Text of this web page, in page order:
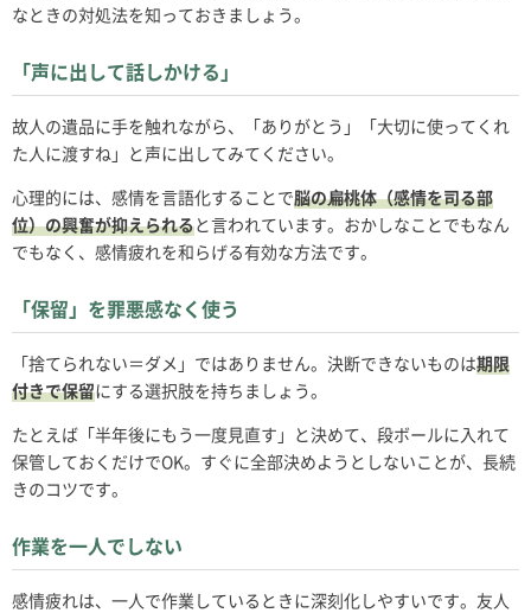
なときの対処法を知っておきましょう。
「声に出して話しかける」
故人の遺品に手を触れながら、「ありがとう」「大切に使ってくれ
た人に渡すね」と声に出してみてください。
心理的には、感情を言語化することで脳の扁桃体（感情を司る部
位）の興奮が抑えられると言われています。おかしなことでもなん
でもなく、感情疲れを和らげる有効な方法です。
「保留」を罪悪感なく使う
「捨てられない＝ダメ」ではありません。決断できないものは期限
付きで保留にする選択肢を持ちましょう。
たとえば「半年後にもう一度見直す」と決めて、段ボールに入れて
保管しておくだけでOK。すぐに全部決めようとしないことが、長続
きのコツです。
作業を一人でしない
感情疲れは、一人で作業しているときに深刻化しやすいです。友人